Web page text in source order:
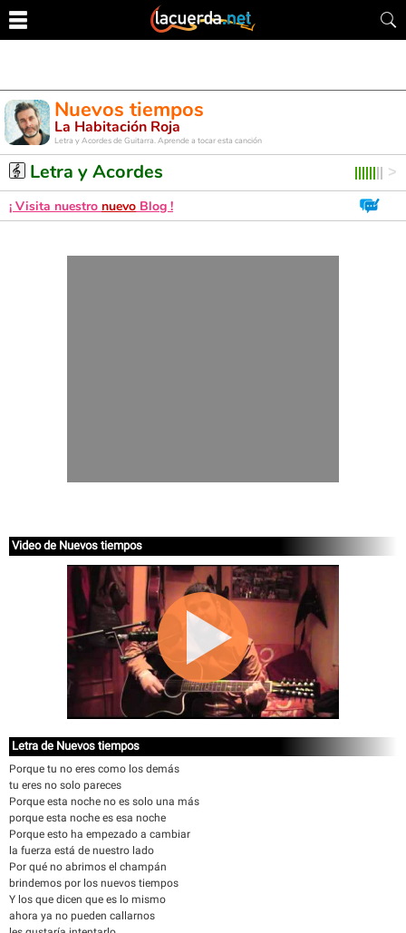
Nuevos tiempos
La Habitación Roja
Letra y Acordes de Guitarra. Aprende a tocar esta canción
Letra y Acordes
¡ Visita nuestro nuevo Blog !
Video de Nuevos tiempos
Letra de Nuevos tiempos
Porque tu no eres como los demás
tu eres no solo pareces
Porque esta noche no es solo una más
porque esta noche es esa noche
Porque esto ha empezado a cambiar
la fuerza está de nuestro lado
Por qué no abrimos el champán
brindemos por los nuevos tiempos
Y los que dicen que es lo mismo
ahora ya no pueden callarnos